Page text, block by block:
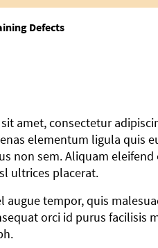
Defects
amet, consectetur
elementum ligula
non sem. Aliquam
ultrices placerat.
tempor, quis
orci id purus